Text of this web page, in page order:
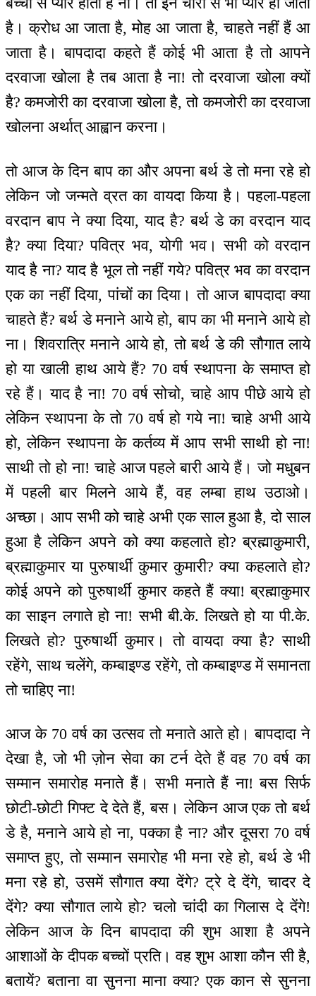
है। क्रोध आ जाता है, मोह आ जाता है, चाहते नहीं हैं आ
जाता है। बापदादा कहते हैं कोई भी आता है तो आपने
दरवाजा खोला है तब आता है ना! तो दरवाजा खोला क्यों
है? कमजोरी का दरवाजा खोला है, तो कमजोरी का दरवाजा
खोलना अर्थात् आह्वान करना।
तो आज के दिन बाप का और अपना बर्थ डे तो मना रहे हो
लेकिन जो जन्मते व्रत का वायदा किया है। पहला-पहला
वरदान बाप ने क्या दिया, याद है? बर्थ डे का वरदान याद
है? क्या दिया? पवित्र भव, योगी भव। सभी को वरदान
याद है ना? याद है भूल तो नहीं गये? पवित्र भव का वरदान
एक का नहीं दिया, पांचों का दिया। तो आज बापदादा क्या
चाहते हैं? बर्थ डे मनाने आये हो, बाप का भी मनाने आये हो
ना। शिवरात्रि मनाने आये हो, तो बर्थ डे की सौगात लाये
हो या खाली हाथ आये हैं? 70 वर्ष स्थापना के समाप्त हो
रहे हैं। याद है ना! 70 वर्ष सोचो, चाहे आप पीछे आये हो
लेकिन स्थापना के तो 70 वर्ष हो गये ना! चाहे अभी आये
हो, लेकिन स्थापना के कर्तव्य में आप सभी साथी हो ना!
साथी तो हो ना! चाहे आज पहले बारी आये हैं। जो मधुबन
में पहली बार मिलने आये हैं, वह लम्बा हाथ उठाओ।
अच्छा। आप सभी को चाहे अभी एक साल हुआ है, दो साल
हुआ है लेकिन अपने को क्या कहलाते हो? ब्रह्माकुमारी,
ब्रह्माकुमार या पुरुषार्थी कुमार कुमारी? क्या कहलाते हो?
कोई अपने को पुरुषार्थी कुमार कहते हैं क्या! ब्रह्माकुमार
का साइन लगाते हो ना! सभी बी.के. लिखते हो या पी.के.
लिखते हो? पुरुषार्थी कुमार। तो वायदा क्या है? साथी
रहेंगे, साथ चलेंगे, कम्बाइण्ड रहेंगे, तो कम्बाइण्ड में समानता
तो चाहिए ना!
आज के 70 वर्ष का उत्सव तो मनाते आते हो। बापदादा ने
देखा है, जो भी ज़ोन सेवा का टर्न देते हैं वह 70 वर्ष का
सम्मान समारोह मनाते हैं। सभी मनाते हैं ना! बस सिर्फ
छोटी-छोटी गिफ्ट दे देते हैं, बस। लेकिन आज एक तो बर्थ
डे है, मनाने आये हो ना, पक्का है ना? और दूसरा 70 वर्ष
समाप्त हुए, तो सम्मान समारोह भी मना रहे हो, बर्थ डे भी
मना रहे हो, उसमें सौगात क्या देंगे? ट्रे दे देंगे, चादर दे
देंगे? क्या सौगात लाये हो? चलो चांदी का गिलास दे देंगे!
लेकिन आज के दिन बापदादा की शुभ आशा है अपने
आशाओं के दीपक बच्चों प्रति। वह शुभ आशा कौन सी है,
बतायें? बताना वा सुनना माना क्या? एक कान से सुनना